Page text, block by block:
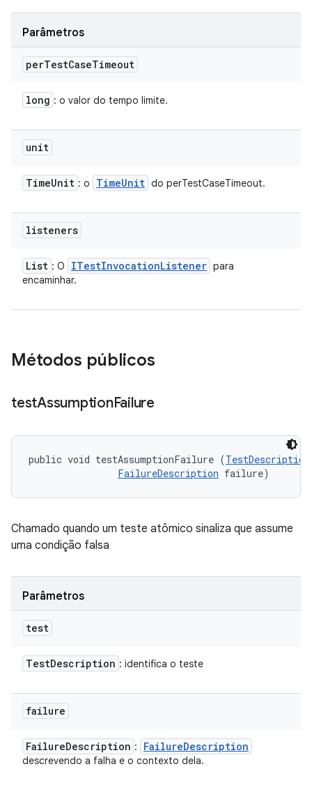
Parâmetros
perTestCaseTimeout
long : o valor do tempo limite.
unit
TimeUnit : o TimeUnit do perTestCaseTimeout.
listeners
List : O ITestInvocationListener para
encaminhar.
Métodos públicos
testAssumptionFailure
public void testAssumptionFailure (TestDescription
FailureDescription failure)
Chamado quando um teste atômico sinaliza que assume
uma condição falsa
Parâmetros
test
TestDescription : identifica o teste
failure
FailureDescription : FailureDescription
descrevendo a falha e o contexto dela.